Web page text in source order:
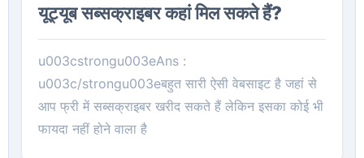
यूट्यूब सब्सक्राइबर कहां मिल सकते हैं?
u003cstrongu003eAns :
u003c/strongu003eबहुत सारी ऐसी वेबसाइट है जहां से
आप फ्री में सब्सक्राइबर खरीद सकते हैं लेकिन इसका कोई भी
फायदा नहीं होने वाला है